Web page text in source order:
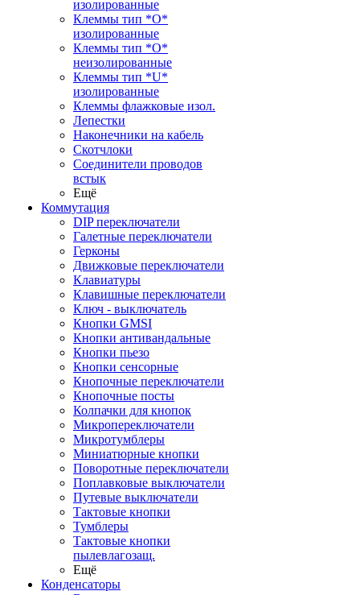
изолированные
Клеммы тип *O*
изолированные
Клеммы тип *O*
неизолированные
Клеммы тип *U*
изолированные
Клеммы флажковые изол.
Лепестки
Наконечники на кабель
Скотчлоки
Соединители проводов
встык
Ещё
Коммутация
DIP переключатели
Галетные переключатели
Герконы
Движковые переключатели
Клавиатуры
Клавишные переключатели
Ключ - выключатель
Кнопки GMSI
Кнопки антивандальные
Кнопки пьезо
Кнопки сенсорные
Кнопочные переключатели
Кнопочные посты
Колпачки для кнопок
Микропереключатели
Микротумблеры
Миниатюрные кнопки
Поворотные переключатели
Поплавковые выключатели
Путевые выключатели
Тактовые кнопки
Тумблеры
Тактовые кнопки
пылевлагозащ.
Ещё
Конденсаторы